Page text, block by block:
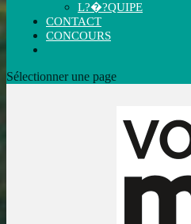
L?�?QUIPE
CONTACT
CONCOURS
Sélectionner une page